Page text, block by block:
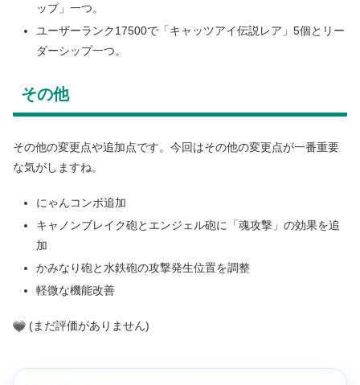
ップ」一つ。
ユーザーランク17500で「キャッツアイ伝説レア」5個とリー
ダーシップ一つ。
その他
その他の変更点や追加点です。今回はその他の変更点が一番重要
な気がしますね。
にゃんコンボ追加
キャノンブレイク砲とエンジェル砲に「魂攻撃」の効果を追
加
かみなり砲と水鉄砲の攻撃発生位置を調整
軽微な機能改善
(まだ評価がありません)